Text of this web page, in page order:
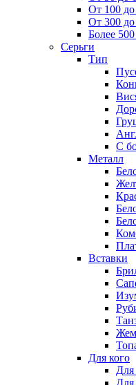
От 100
От 300
Более
Серьги
Тип
С
Металл
Вставки
Для кого
Для